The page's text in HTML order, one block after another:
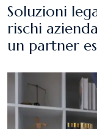
Soluzioni
rischi
un partner